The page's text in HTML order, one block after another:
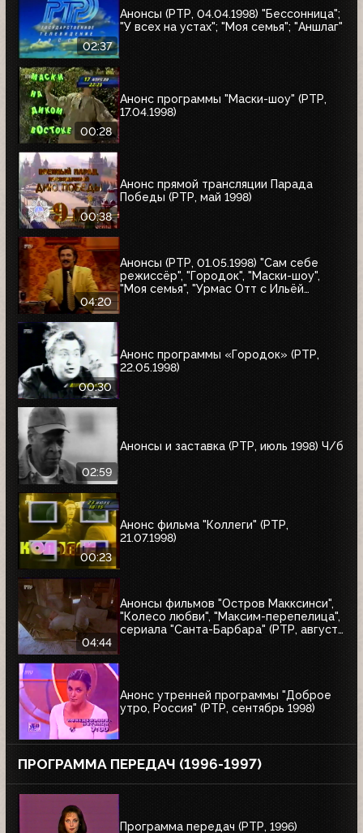
02:37
Анонсы (РТР, 04.04.1998) "Бессонница";
"У всех на устах"; "Моя семья"; "Аншлаг"
00:28
Анонс программы "Маски-шоу" (РТР,
17.04.1998)
00:38
Анонс прямой трансляции Парада
Победы (РТР, май 1998)
04:20
Анонсы (РТР, 01.05.1998) "Сам себе
режиссёр", "Городок", "Маски-шоу",
"Моя семья", "Урмас Отт с Ильёй
00:30
Анонс программы «Городок» (РТР,
22.05.1998)
02:59
Анонсы и заставка (РТР, июль 1998) Ч/б
00:23
Анонс фильма "Коллеги" (РТР,
21.07.1998)
04:44
Анонсы фильмов "Остров Макксинси",
"Колесо любви", "Максим-перепелица",
сериала "Санта-Барбара" (РТР, август
Анонс утренней программы "Доброе
утро, Россия" (РТР, сентябрь 1998)
ПРОГРАММА ПЕРЕДАЧ (1996-1997)
Программа передач (РТР, 1996)